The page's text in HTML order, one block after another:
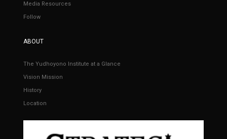
Media Resources
Follow
ABOUT
The Yudhoyono Institute at a Glance
Vision Mission
History
Location